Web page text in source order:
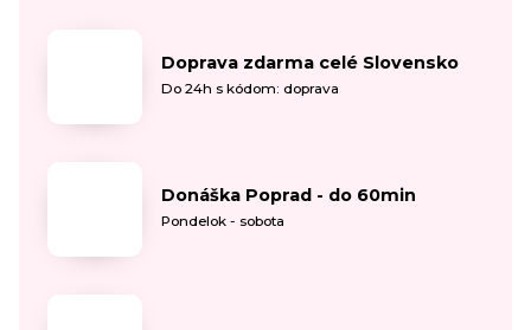
Doprava zdarma celé Slovensko
Do 24h s kódom: doprava
Donáška Poprad - do 60min
Pondelok - sobota